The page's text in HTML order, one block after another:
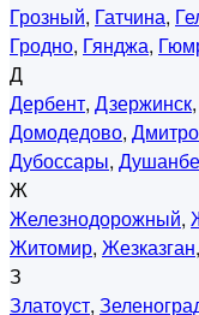
Грозный, Гатчина,
Гродно, Гянджа,
Д
Дербент, Дзержинск,
Домодедово,
Дубоссары, Душанбе
Ж
Железнодорожный,
Житомир, Жезказган,
З
Златоуст,